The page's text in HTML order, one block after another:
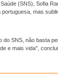
(SNS), Sofia
mas
SNS, não basta
e mais vida",